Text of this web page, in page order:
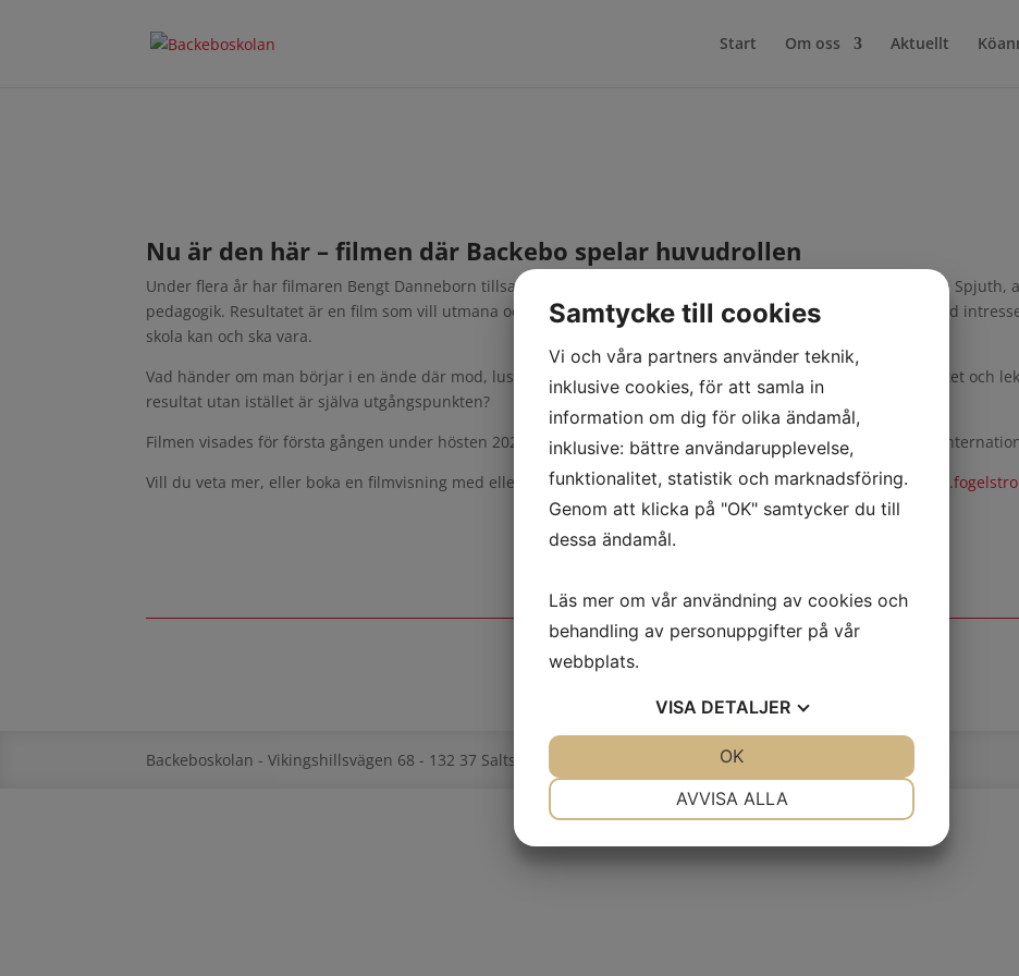
Start Om oss Aktuellt
Nu är den här – filmen där Backebo spelar huvudrollen
Under flera år har filmaren Bengt Danneborn tillsammans med skolans grundare och tidigare rektor, Susanne Spjuth,
pedagogik. Resultatet är en film som vill utmana och inspirera lärare, elever, föräldrar, politiker och andra med
skola kan och ska vara.
Vad händer om man börjar i en ände där mod, lust och vilja att lära och utvecklas står i centrum? Där kreativitet och
resultat utan istället är själva utgångspunkten?
Filmen visades för första gången under hösten 2020 och har sedan dess nominerats och vunnit pris på flera
Vill du veta mer, eller boka en filmvisning med eller utan tillhörande workshop/seminarium? Kontakta:
Backeboskolan - Vikingshillsvägen 68 - 132 37 Saltsjö-Boo - 08-747 90 10 - info@backeboskolan.se
Samtycke till cookies
Vi och våra partners använder teknik,
inklusive cookies, för att samla in
information om dig för olika ändamål,
inklusive: bättre användarupplevelse,
funktionalitet, statistik och marknadsföring.
Genom att klicka på "OK" samtycker du till
dessa ändamål.
Läs mer om vår användning av cookies och
behandling av personuppgifter på vår
webbplats.
VISA DETALJER
AVVISA ALLA
OK